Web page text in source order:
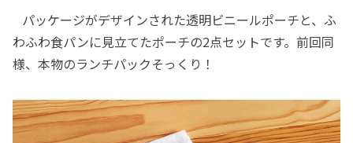
パッケージがデザインされた透明ビニールポーチと、ふ
わふわ食パンに見立てたポーチの2点セットです。前回同
様、本物のランチパックそっくり！